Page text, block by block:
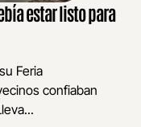
estar listo para
Feria
confiaban